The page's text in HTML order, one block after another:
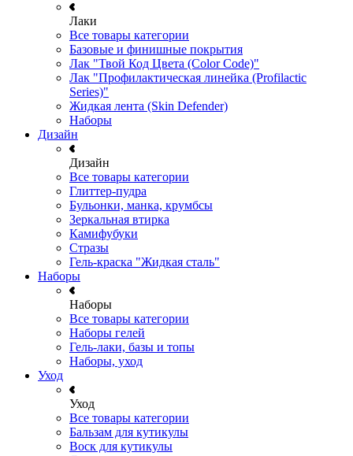
Лаки
Все товары категории
Базовые и финишные покрытия
Лак "Твой Код Цвета (Color Code)"
Лак "Профилактическая линейка (Profilactic
Series)"
Жидкая лента (Skin Defender)
Наборы
Дизайн
Дизайн
Все товары категории
Глиттер-пудра
Бульонки, манка, крумбсы
Зеркальная втирка
Камифубуки
Стразы
Гель-краска "Жидкая сталь"
Наборы
Наборы
Все товары категории
Наборы гелей
Гель-лаки, базы и топы
Наборы, уход
Уход
Уход
Все товары категории
Бальзам для кутикулы
Воск для кутикулы